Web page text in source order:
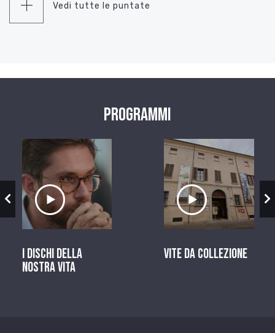
Vedi tutte le puntate
Programmi
Ascolta il servizio
I dischi della
nostra vita
Ascolta il
Vite da Collezione